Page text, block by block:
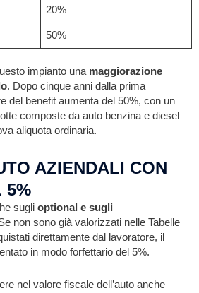
20%
50%
impianto una maggiorazione
. Dopo cinque anni dalla prima
del benefit aumenta del 50%, con un
composte da auto benzina e diesel
aliquota ordinaria.
AZIENDALI CON
5%
sugli optional e sugli
non sono già valorizzati nelle Tabelle
direttamente dal lavoratore, il
in modo forfettario del 5%.
nel valore fiscale dell’auto anche